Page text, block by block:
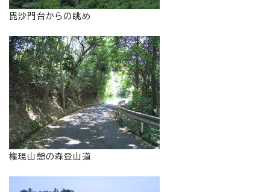
毘沙門台からの眺め
権現山憩の森登山道